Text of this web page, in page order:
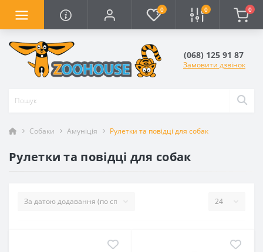
0 0 0
(068) 125 91 87
Замовити дзвінок
Собаки Амуніція Рулетки та повідці для собак
Рулетки та повідці для собак